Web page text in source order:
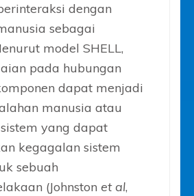
dengan
sebagai
model SHELL,
pada hubungan
dapat menjadi
manusia atau
yang dapat
kegagalan sistem
sebuah
(Johnston et al,